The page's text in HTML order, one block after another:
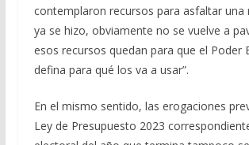
contemplaron recursos para asfaltar una
ya se hizo, obviamente no se vuelve a
esos recursos quedan para que el Poder
defina para qué los va a usar”.
En el mismo sentido, las erogaciones
Ley de Presupuesto 2023